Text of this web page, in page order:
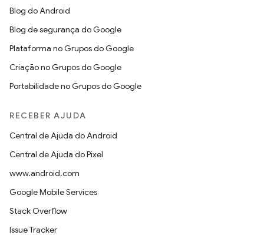
Blog do Android
Blog de segurança do Google
Plataforma no Grupos do Google
Criação no Grupos do Google
Portabilidade no Grupos do Google
RECEBER AJUDA
Central de Ajuda do Android
Central de Ajuda do Pixel
www.android.com
Google Mobile Services
Stack Overflow
Issue Tracker